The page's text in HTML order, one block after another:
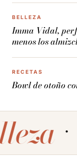
BELLEZA
Imma Vidal,
menos los
RECETAS
Bowl de otoño